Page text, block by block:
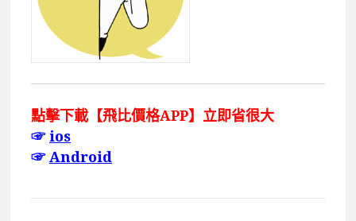
點擊下載【飛比價格APP】立即省很大
☞ios
☞Android